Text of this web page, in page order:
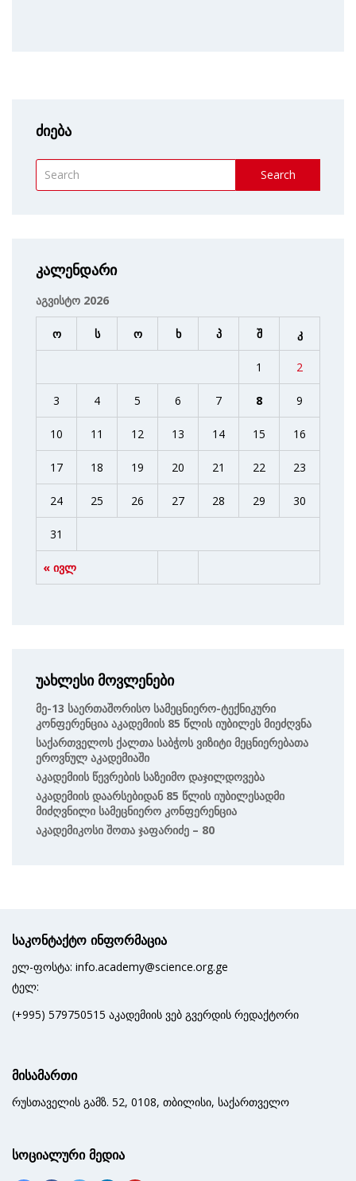
ძიება
Search
კალენდარი
აგვისტო 2026
ო ს ო ხ პ შ კ
« ივლ
1 2
3 4 5 6 7 8 9
10 11 12 13 14 15 16
17 18 19 20 21 22 23
24 25 26 27 28 29 30
31
უახლესი მოვლენები
Მე-13 Საერთაშორისო Სამეცნიერო-Ტექნიკური
Კონფერენცია Აკადემიის 85 Წლის Იუბილეს Მიეძღვნა
Საქართველოს Ქალთა Საბჭოს Ვიზიტი Მეცნიერებათა
Ეროვნულ Აკადემიაში
Აკადემიის Წევრების Საზეიმო Დაჯილდოვება
Აკადემიის Დაარსებიდან 85 Წლის Იუბილესადმი
Მიძღვნილი Სამეცნიერო Კონფერენცია
Აკადემიკოსი Შოთა Ჯაფარიძე – 80
საკონტაქტო ინფორმაცია
ელ-ფოსტა: info.academy@science.org.ge
ტელ:
(+995) 579750515 აკადემიის ვებ გვერდის რედაქტორი
მისამართი
რუსთაველის გამზ. 52, 0108, თბილისი, საქართველო
სოციალური მედია